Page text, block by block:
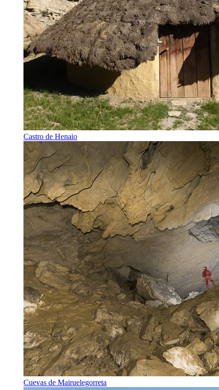
Castro de Henaio
Cuevas de Mairuelegorreta